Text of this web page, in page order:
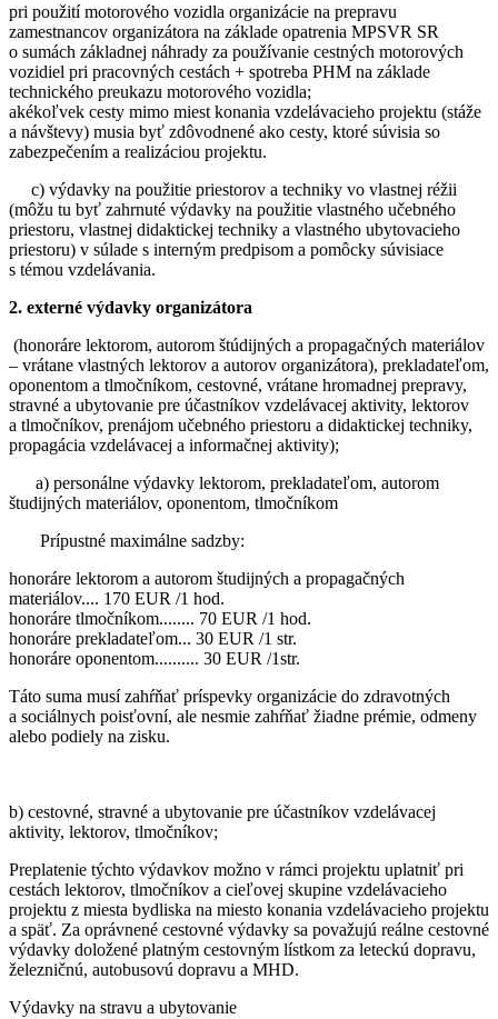
pri použití motorového vozidla organizácie na prepravu
zamestnancov organizátora na základe opatrenia MPSVR SR
o sumách základnej náhrady za používanie cestných motorových
vozidiel pri pracovných cestách + spotreba PHM na základe
technického preukazu motorového vozidla;
akékoľvek cesty mimo miest konania vzdelávacieho projektu (stáže
a návštevy) musia byť zdôvodnené ako cesty, ktoré súvisia so
zabezpečením a realizáciou projektu.
c) výdavky na použitie priestorov a techniky vo vlastnej réžii
(môžu tu byť zahrnuté výdavky na použitie vlastného učebného
priestoru, vlastnej didaktickej techniky a vlastného ubytovacieho
priestoru) v súlade s interným predpisom a pomôcky súvisiace
s témou vzdelávania.
2. externé výdavky organizátora
(honoráre lektorom, autorom štúdijných a propagačných materiálov
– vrátane vlastných lektorov a autorov organizátora), prekladateľom,
oponentom a tlmočníkom, cestovné, vrátane hromadnej prepravy,
stravné a ubytovanie pre účastníkov vzdelávacej aktivity, lektorov
a tlmočníkov, prenájom učebného priestoru a didaktickej techniky,
propagácia vzdelávacej a informačnej aktivity);
a) personálne výdavky lektorom, prekladateľom, autorom
študijných materiálov, oponentom, tlmočníkom
Prípustné maximálne sadzby:
honoráre lektorom a autorom študijných a propagačných
materiálov.... 170 EUR /1 hod.
honoráre tlmočníkom........ 70 EUR /1 hod.
honoráre prekladateľom... 30 EUR /1 str.
honoráre oponentom.......... 30 EUR /1str.
Táto suma musí zahŕňať príspevky organizácie do zdravotných
a sociálnych poisťovní, ale nesmie zahŕňať žiadne prémie, odmeny
alebo podiely na zisku.
b) cestovné, stravné a ubytovanie pre účastníkov vzdelávacej
aktivity, lektorov, tlmočníkov;
Preplatenie týchto výdavkov možno v rámci projektu uplatniť pri
cestách lektorov, tlmočníkov a cieľovej skupine vzdelávacieho
projektu z miesta bydliska na miesto konania vzdelávacieho projektu
a späť. Za oprávnené cestovné výdavky sa považujú reálne cestovné
výdavky doložené platným cestovným lístkom za leteckú dopravu,
železničnú, autobusovú dopravu a MHD.
Výdavky na stravu a ubytovanie